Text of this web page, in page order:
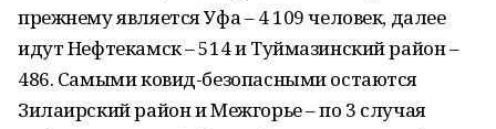
прежнему является Уфа – 4 109 человек, далее
идут Нефтекамск – 514 и Туймазинский район –
486. Самыми ковид-безопасными остаются
Зилаирский район и Межгорье – по 3 случая